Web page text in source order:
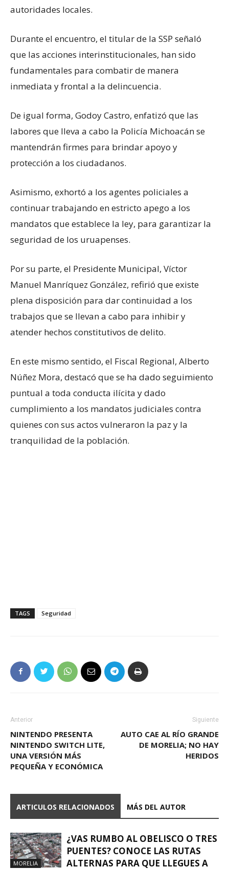
autoridades locales.
Durante el encuentro, el titular de la SSP señaló
que las acciones interinstitucionales, han sido
fundamentales para combatir de manera
inmediata y frontal a la delincuencia.
De igual forma, Godoy Castro, enfatizó que las
labores que lleva a cabo la Policía Michoacán se
mantendrán firmes para brindar apoyo y
protección a los ciudadanos.
Asimismo, exhortó a los agentes policiales a
continuar trabajando en estricto apego a los
mandatos que establece la ley, para garantizar la
seguridad de los uruapenses.
Por su parte, el Presidente Municipal, Víctor
Manuel Manríquez González, refirió que existe
plena disposición para dar continuidad a los
trabajos que se llevan a cabo para inhibir y
atender hechos constitutivos de delito.
En este mismo sentido, el Fiscal Regional, Alberto
Núñez Mora, destacó que se ha dado seguimiento
puntual a toda conducta ilícita y dado
cumplimiento a los mandatos judiciales contra
quienes con sus actos vulneraron la paz y la
tranquilidad de la población.
TAGS Seguridad
Anterior
NINTENDO PRESENTA
NINTENDO SWITCH LITE,
UNA VERSIÓN MÁS
PEQUEÑA Y ECONÓMICA
Siguiente
AUTO CAE AL RÍO GRANDE
DE MORELIA; NO HAY
HERIDOS
ARTICULOS RELACIONADOS MÁS DEL AUTOR
MORELIA
¿VAS RUMBO AL OBELISCO O TRES
PUENTES? CONOCE LAS RUTAS
ALTERNAS PARA QUE LLEGUES A